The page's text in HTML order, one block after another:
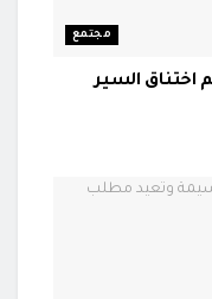
مجتمع
اختناق السير